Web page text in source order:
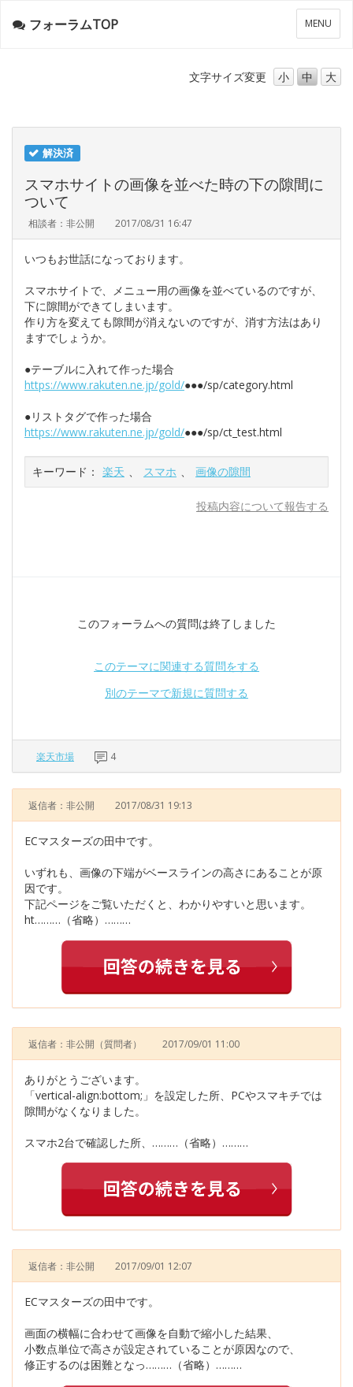
メ
ニ
ー
MENU
フォーラムTOP
文字サイズ変更 小 中 大
解決済
スマホサイトの画像を並べた時の下の隙間に
ついて
相談者：非公開 2017/08/31 16:47
いつもお世話になっております。
スマホサイトで、メニュー用の画像を並べているのですが、
下に隙間ができてしまいます。
作り方を変えても隙間が消えないのですが、消す方法はあり
ますでしょうか。
●テーブルに入れて作った場合
https://www.rakuten.ne.jp/gold/●●●/sp/category.html
●リストタグで作った場合
https://www.rakuten.ne.jp/gold/●●●/sp/ct_test.html
キーワード： 楽天 、 スマホ 、 画像の隙間
投稿内容について報告する
このフォーラムへの質問は終了しました
このテーマに関連する質問をする
別のテーマで新規に質問する
楽天市場 4
返信者：非公開 2017/08/31 19:13
ECマスターズの田中です。
いずれも、画像の下端がベースラインの高さにあることが原
因です。
下記ページをご覧いただくと、わかりやすいと思います。
ht………（省略）………
返信者：非公開 （質問者） 2017/09/01 11:00
ありがとうございます。
「vertical-align:bottom;」を設定した所、PCやスマキチでは
隙間がなくなりました。
スマホ2台で確認した所、………（省略）………
返信者：非公開 2017/09/01 12:07
ECマスターズの田中です。
画面の横幅に合わせて画像を自動で縮小した結果、
小数点単位で高さが設定されていることが原因なので、
修正するのは困難となっ………（省略）………